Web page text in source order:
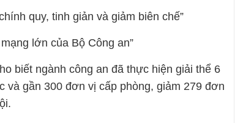
quy, tinh giản và giảm biên chế”
lớn của Bộ Công an”
biết ngành công an đã thực hiện giải thể 6
và gần 300 đơn vị cấp phòng, giảm 279 đơn